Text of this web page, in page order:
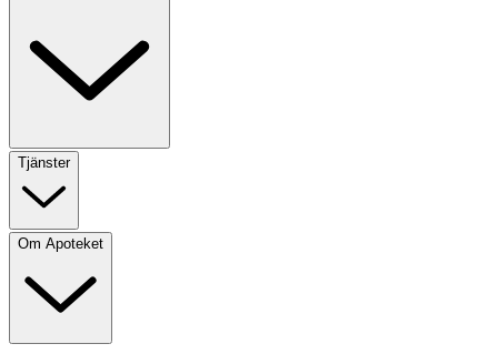
Tjänster
Om Apoteket